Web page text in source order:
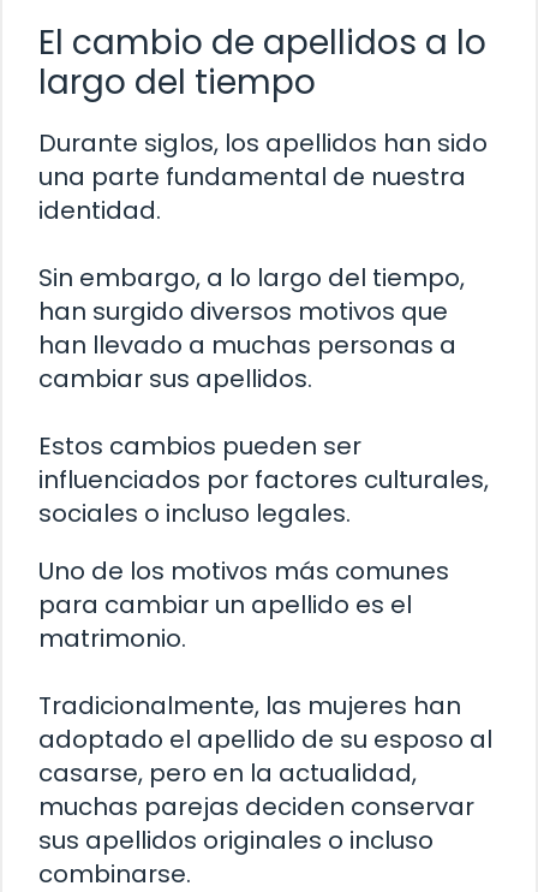
El cambio de apellidos a lo
largo del tiempo
Durante siglos, los apellidos han sido
una parte fundamental de nuestra
identidad.
Sin embargo, a lo largo del tiempo,
han surgido diversos motivos que
han llevado a muchas personas a
cambiar sus apellidos.
Estos cambios pueden ser
influenciados por factores culturales,
sociales o incluso legales.
Uno de los motivos más comunes
para cambiar un apellido es el
matrimonio.
Tradicionalmente, las mujeres han
adoptado el apellido de su esposo al
casarse, pero en la actualidad,
muchas parejas deciden conservar
sus apellidos originales o incluso
combinarse.